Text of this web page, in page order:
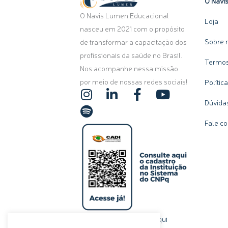
O Navis Lumen Educacional
nasceu em 2021 com o propósito
de transformar a capacitação dos
profissionais da saúde no Brasil.
Nos acompanhe nessa missão
por meio de nossas redes sociais!
I
n
s
g
r
a
m
L
n
k
e
d
i
n
-
i
F
a
o
o
k
Y
b
e
S
p
o
f
y
clique aqui
Loja
Sobre
Fale